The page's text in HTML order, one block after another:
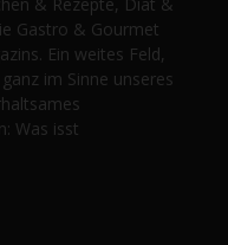
Gastro & Gourmet
Ein weites Feld,
im Sinne unseres
Was isst